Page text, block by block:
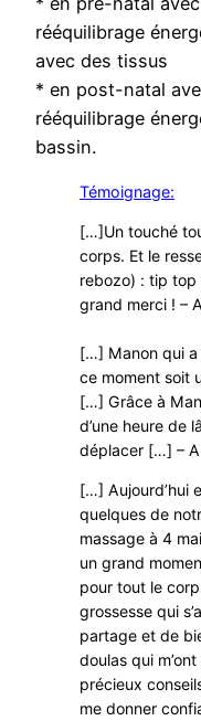
rééquilibrage
avec des tissus
* en post-natal
rééquilibrage
bassin.
Témoignage:
[…]Un touché
corps. Et le
rebozo) : tip top
grand merci ! –
[…] Manon qui a
ce moment soit
[…] Grâce à
d’une heure de
déplacer […] –
[…] Aujourd’hui
quelques de
massage à 4
un grand
pour tout le
grossesse qui
partage et de
doulas qui
précieux
me donner